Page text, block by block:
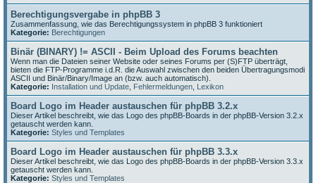
Berechtigungsvergabe in phpBB 3
Zusammenfassung, wie das Berechtigungssystem in phpBB 3 funktioniert
Kategorie: Berechtigungen
Binär (BINARY) != ASCII - Beim Upload des Forums beachten
Wenn man die Dateien seiner Website oder seines Forums per (S)FTP überträgt,
bieten die FTP-Programme i.d.R. die Auswahl zwischen den beiden Übertragungsmodi
ASCII und Binär/Binary/Image an (bzw. auch automatisch).
Kategorie: Installation und Update Fehlermeldungen Lexikon
Board Logo im Header austauschen für phpBB 3.2.x
Dieser Artikel beschreibt, wie das Logo des phpBB-Boards in der phpBB-Version 3.2.x
getauscht werden kann.
Kategorie: Styles und Templates
Board Logo im Header austauschen für phpBB 3.3.x
Dieser Artikel beschreibt, wie das Logo des phpBB-Boards in der phpBB-Version 3.3.x
getauscht werden kann.
Kategorie: Styles und Templates